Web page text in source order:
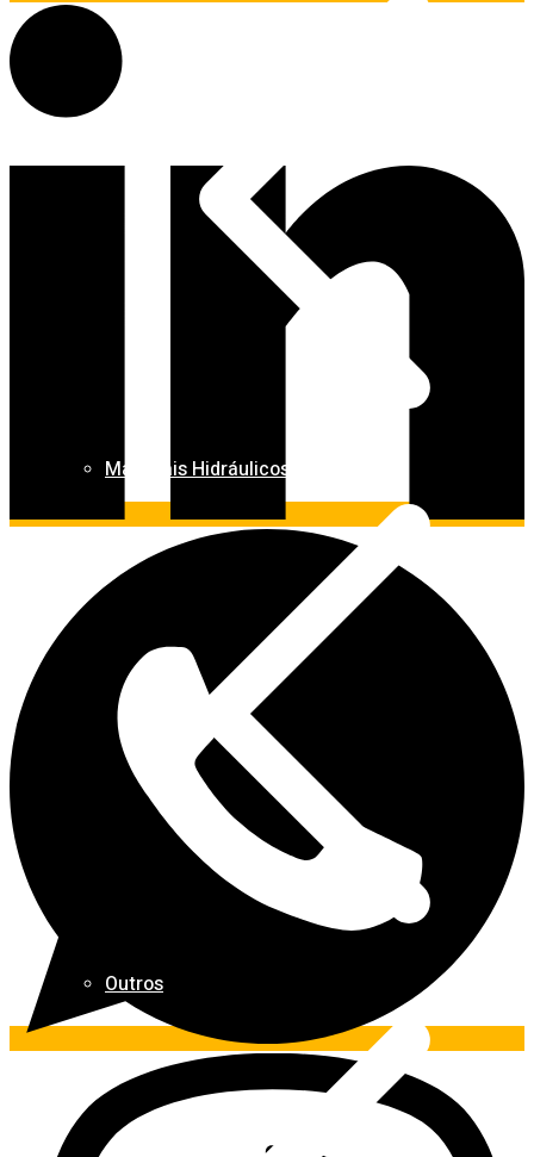
Materiais Hidráulicos
Outros